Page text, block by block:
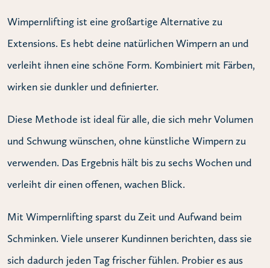
Wimpernlifting ist eine großartige Alternative zu
Extensions. Es hebt deine natürlichen Wimpern an und
verleiht ihnen eine schöne Form. Kombiniert mit Färben,
wirken sie dunkler und definierter.
Diese Methode ist ideal für alle, die sich mehr Volumen
und Schwung wünschen, ohne künstliche Wimpern zu
verwenden. Das Ergebnis hält bis zu sechs Wochen und
verleiht dir einen offenen, wachen Blick.
Mit Wimpernlifting sparst du Zeit und Aufwand beim
Schminken. Viele unserer Kundinnen berichten, dass sie
sich dadurch jeden Tag frischer fühlen. Probier es aus